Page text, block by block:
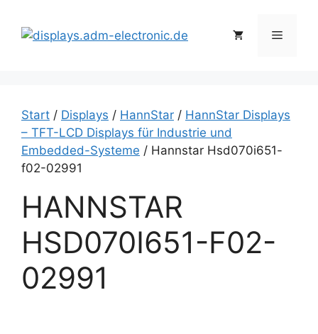
Inhalt
springen
Menü
Start / Displays / HannStar / HannStar Displays
– TFT-LCD Displays für Industrie und
Embedded-Systeme / Hannstar Hsd070i651-
f02-02991
HANNSTAR
HSD070I651-F02-
02991